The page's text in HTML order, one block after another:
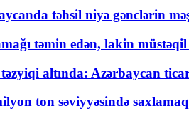
təhsil niyə gənclərin
təmin edən, lakin müstəqil
altında: Azərbaycan
ton səviyyəsində